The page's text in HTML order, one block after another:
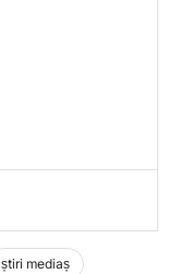
știri mediaș